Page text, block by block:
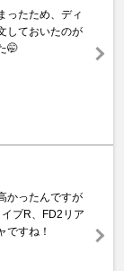
ったため、ディ
しておいたのが
🤭
かったんですが
プR、FD2リア
ですね！